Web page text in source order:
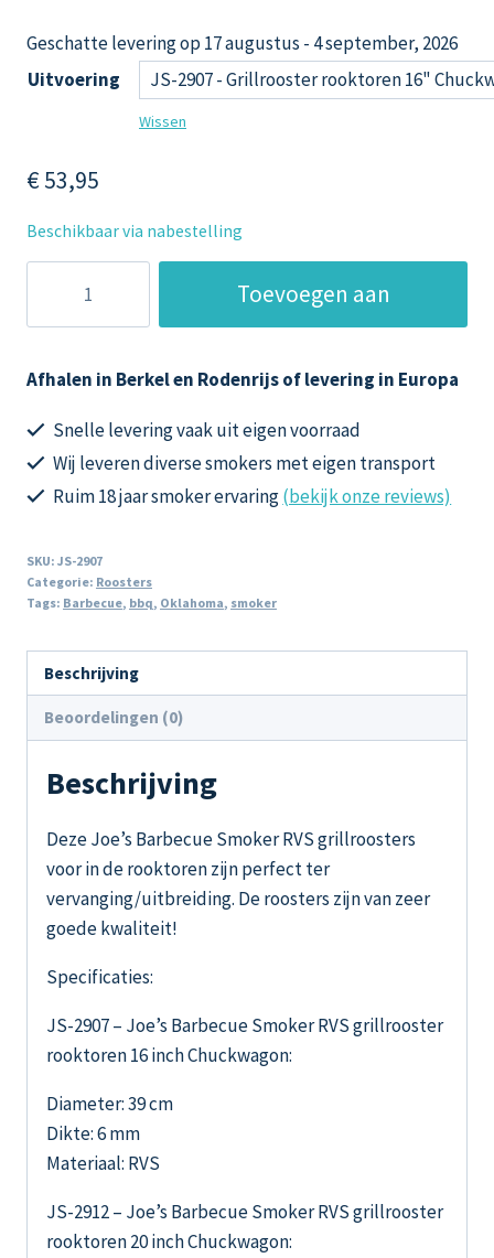
Geschatte levering op 17 augustus - 4 september, 2026
Uitvoering
Wissen
€ 53,95
Beschikbaar via nabestelling
Barbecue
Smoker
grillrooster
rooktoren
Chuckwagon
Toevoegen aan
Afhalen in Berkel en Rodenrijs of levering in Europa
Snelle levering vaak uit eigen voorraad
Wij leveren diverse smokers met eigen transport
Ruim 18 jaar smoker ervaring(bekijk onze reviews)
SKU: JS-2907
Categorie: Roosters
Tags: Barbecue, bbq, Oklahoma, smoker
Beschrijving
Beoordelingen (0)
Beschrijving
Deze Joe’s Barbecue Smoker RVS grillroosters
voor in de rooktoren zijn perfect ter
vervanging/uitbreiding. De roosters zijn van zeer
goede kwaliteit!
Specificaties:
JS-2907 – Joe’s Barbecue Smoker RVS grillrooster
rooktoren 16 inch Chuckwagon:
Diameter: 39 cm
Dikte: 6 mm
Materiaal: RVS
JS-2912 – Joe’s Barbecue Smoker RVS grillrooster
rooktoren 20 inch Chuckwagon: